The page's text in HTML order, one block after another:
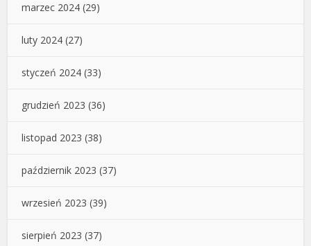
marzec 2024 (29)
luty 2024 (27)
styczeń 2024 (33)
grudzień 2023 (36)
listopad 2023 (38)
październik 2023 (37)
wrzesień 2023 (39)
sierpień 2023 (37)